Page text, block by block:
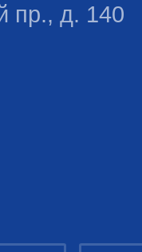
пр., д. 140